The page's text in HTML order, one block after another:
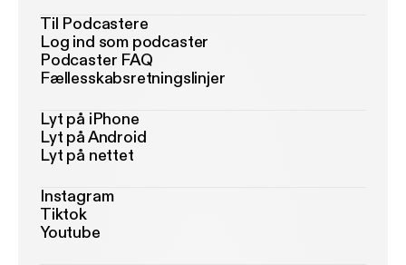
Til Podcastere
Log ind som podcaster
Podcaster FAQ
Fællesskabsretningslinjer
Lyt på iPhone
Lyt på Android
Lyt på nettet
Instagram
Tiktok
Youtube